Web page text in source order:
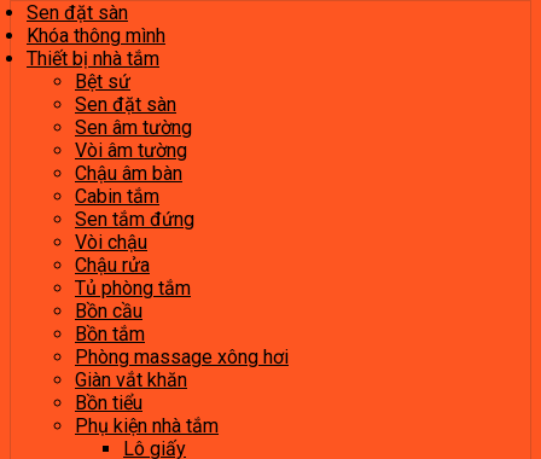
Sen đặt sàn
Khóa thông mình
Thiết bị nhà tắm
Bệt sứ
Sen đặt sàn
Sen âm tường
Vòi âm tường
Chậu âm bàn
Cabin tắm
Sen tắm đứng
Vòi chậu
Chậu rửa
Tủ phòng tắm
Bồn cầu
Bồn tắm
Phòng massage xông hơi
Giàn vắt khăn
Bồn tiểu
Phụ kiện nhà tắm
Lô giấy